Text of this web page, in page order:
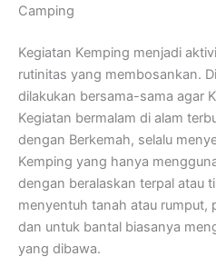
Camping
Kegiatan Kemping menjadi
rutinitas yang membosankan.
dilakukan bersama-sama agar
Kegiatan bermalam di alam
dengan Berkemah, selalu
Kemping yang hanya
dengan beralaskan terpal atau
menyentuh tanah atau rumput,
dan untuk bantal biasanya
yang dibawa.